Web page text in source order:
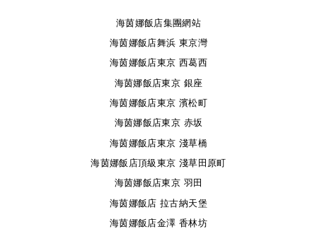
海茵娜飯店集團網站
海茵娜飯店舞浜 東京灣
海茵娜飯店東京 西葛西
海茵娜飯店東京 銀座
海茵娜飯店東京 濱松町
海茵娜飯店東京 赤坂
海茵娜飯店東京 淺草橋
海茵娜飯店頂級東京 淺草田原町
海茵娜飯店東京 羽田
海茵娜飯店 拉古納天堡
海茵娜飯店金澤 香林坊